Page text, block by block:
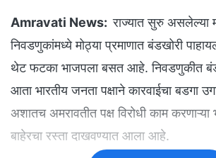
Amravati News:राज्यात सुरु असलेल्या
निवडणुकांमध्ये मोठ्या प्रमाणात बंडखोरी
थेट फटका भाजपला बसत आहे. निवडणुकीत
आता भारतीय जनता पक्षाने कारवाईचा बडगा
अशातच अमरावतीत पक्ष विरोधी काम करणाऱ्या
बाहेरचा रस्ता दाखवण्यात आला आहे.